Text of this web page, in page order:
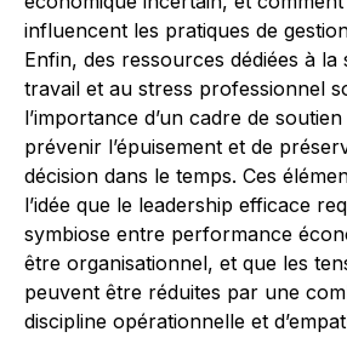
influencent les pratiques de
Enfin, des ressources dédiées à la
travail et au stress professionnel
l’importance d’un cadre de
prévenir l’épuisement et de
décision dans le temps. Ces
l’idée que le leadership efficace
symbiose entre performance
être organisationnel, et que les
peuvent être réduites par une
discipline opérationnelle et